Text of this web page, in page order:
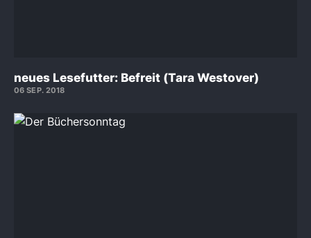
neues Lesefutter: Befreit (Tara Westover)
06 SEP. 2018